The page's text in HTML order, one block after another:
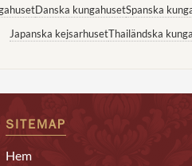
Danska kungahusetSpanska
Japanska kejsarhusetThailändska
SITEMAP
Hem